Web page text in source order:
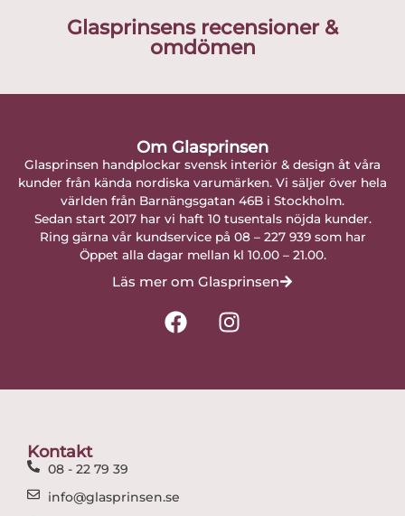
Glasprinsens recensioner &
omdömen
Om Glasprinsen
Glasprinsen handplockar svensk interiör & design åt våra
kunder från kända nordiska varumärken. Vi säljer över hela
världen från Barnängsgatan 46B i Stockholm.
Sedan start 2017 har vi haft 10 tusentals nöjda kunder.
Ring gärna vår kundservice på 08 – 227 939 som har
Öppet alla dagar mellan kl 10.00 – 21.00.
Läs mer om Glasprinsen
F
a
I
n
Kontakt
08 - 22 79 39
info@glasprinsen.se